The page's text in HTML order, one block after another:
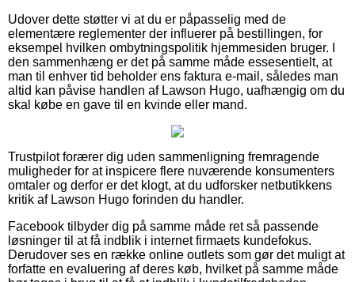
Udover dette støtter vi at du er påpasselig med de
elementære reglementer der influerer på bestillingen, for
eksempel hvilken ombytningspolitik hjemmesiden bruger. I
den sammenhæng er det på samme måde essesentielt, at
man til enhver tid beholder ens faktura e-mail, således man
altid kan påvise handlen af Lawson Hugo, uafhængig om du
skal købe en gave til en kvinde eller mand.
Trustpilot forærer dig uden sammenligning fremragende
muligheder for at inspicere flere nuværende konsumenters
omtaler og derfor er det klogt, at du udforsker netbutikkens
kritik af Lawson Hugo forinden du handler.
Facebook tilbyder dig på samme måde ret så passende
løsninger til at få indblik i internet firmaets kundefokus.
Derudover ses en række online outlets som gør det muligt at
forfatte en evaluering af deres køb, hvilket på samme måde